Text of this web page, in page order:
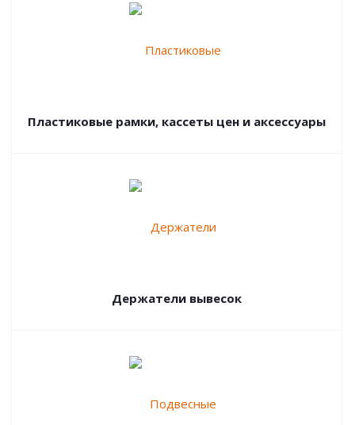
Пластиковые рамки, кассеты цен и аксессуары
Держатели вывесок